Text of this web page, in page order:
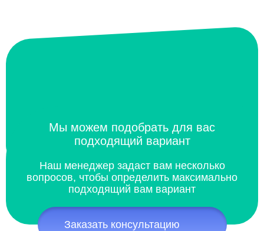
Мы можем подобрать для вас
подходящий вариант
Наш менеджер задаст вам несколько
вопросов, чтобы определить максимально
подходящий вам вариант
Заказать консультацию